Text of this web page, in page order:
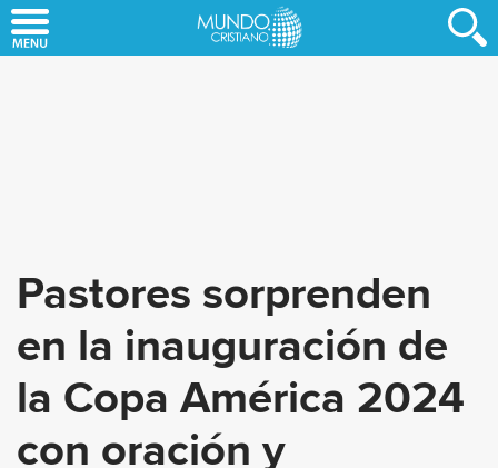
to
Pastores sorprenden
en la inauguración de
la Copa América 2024
con oración y